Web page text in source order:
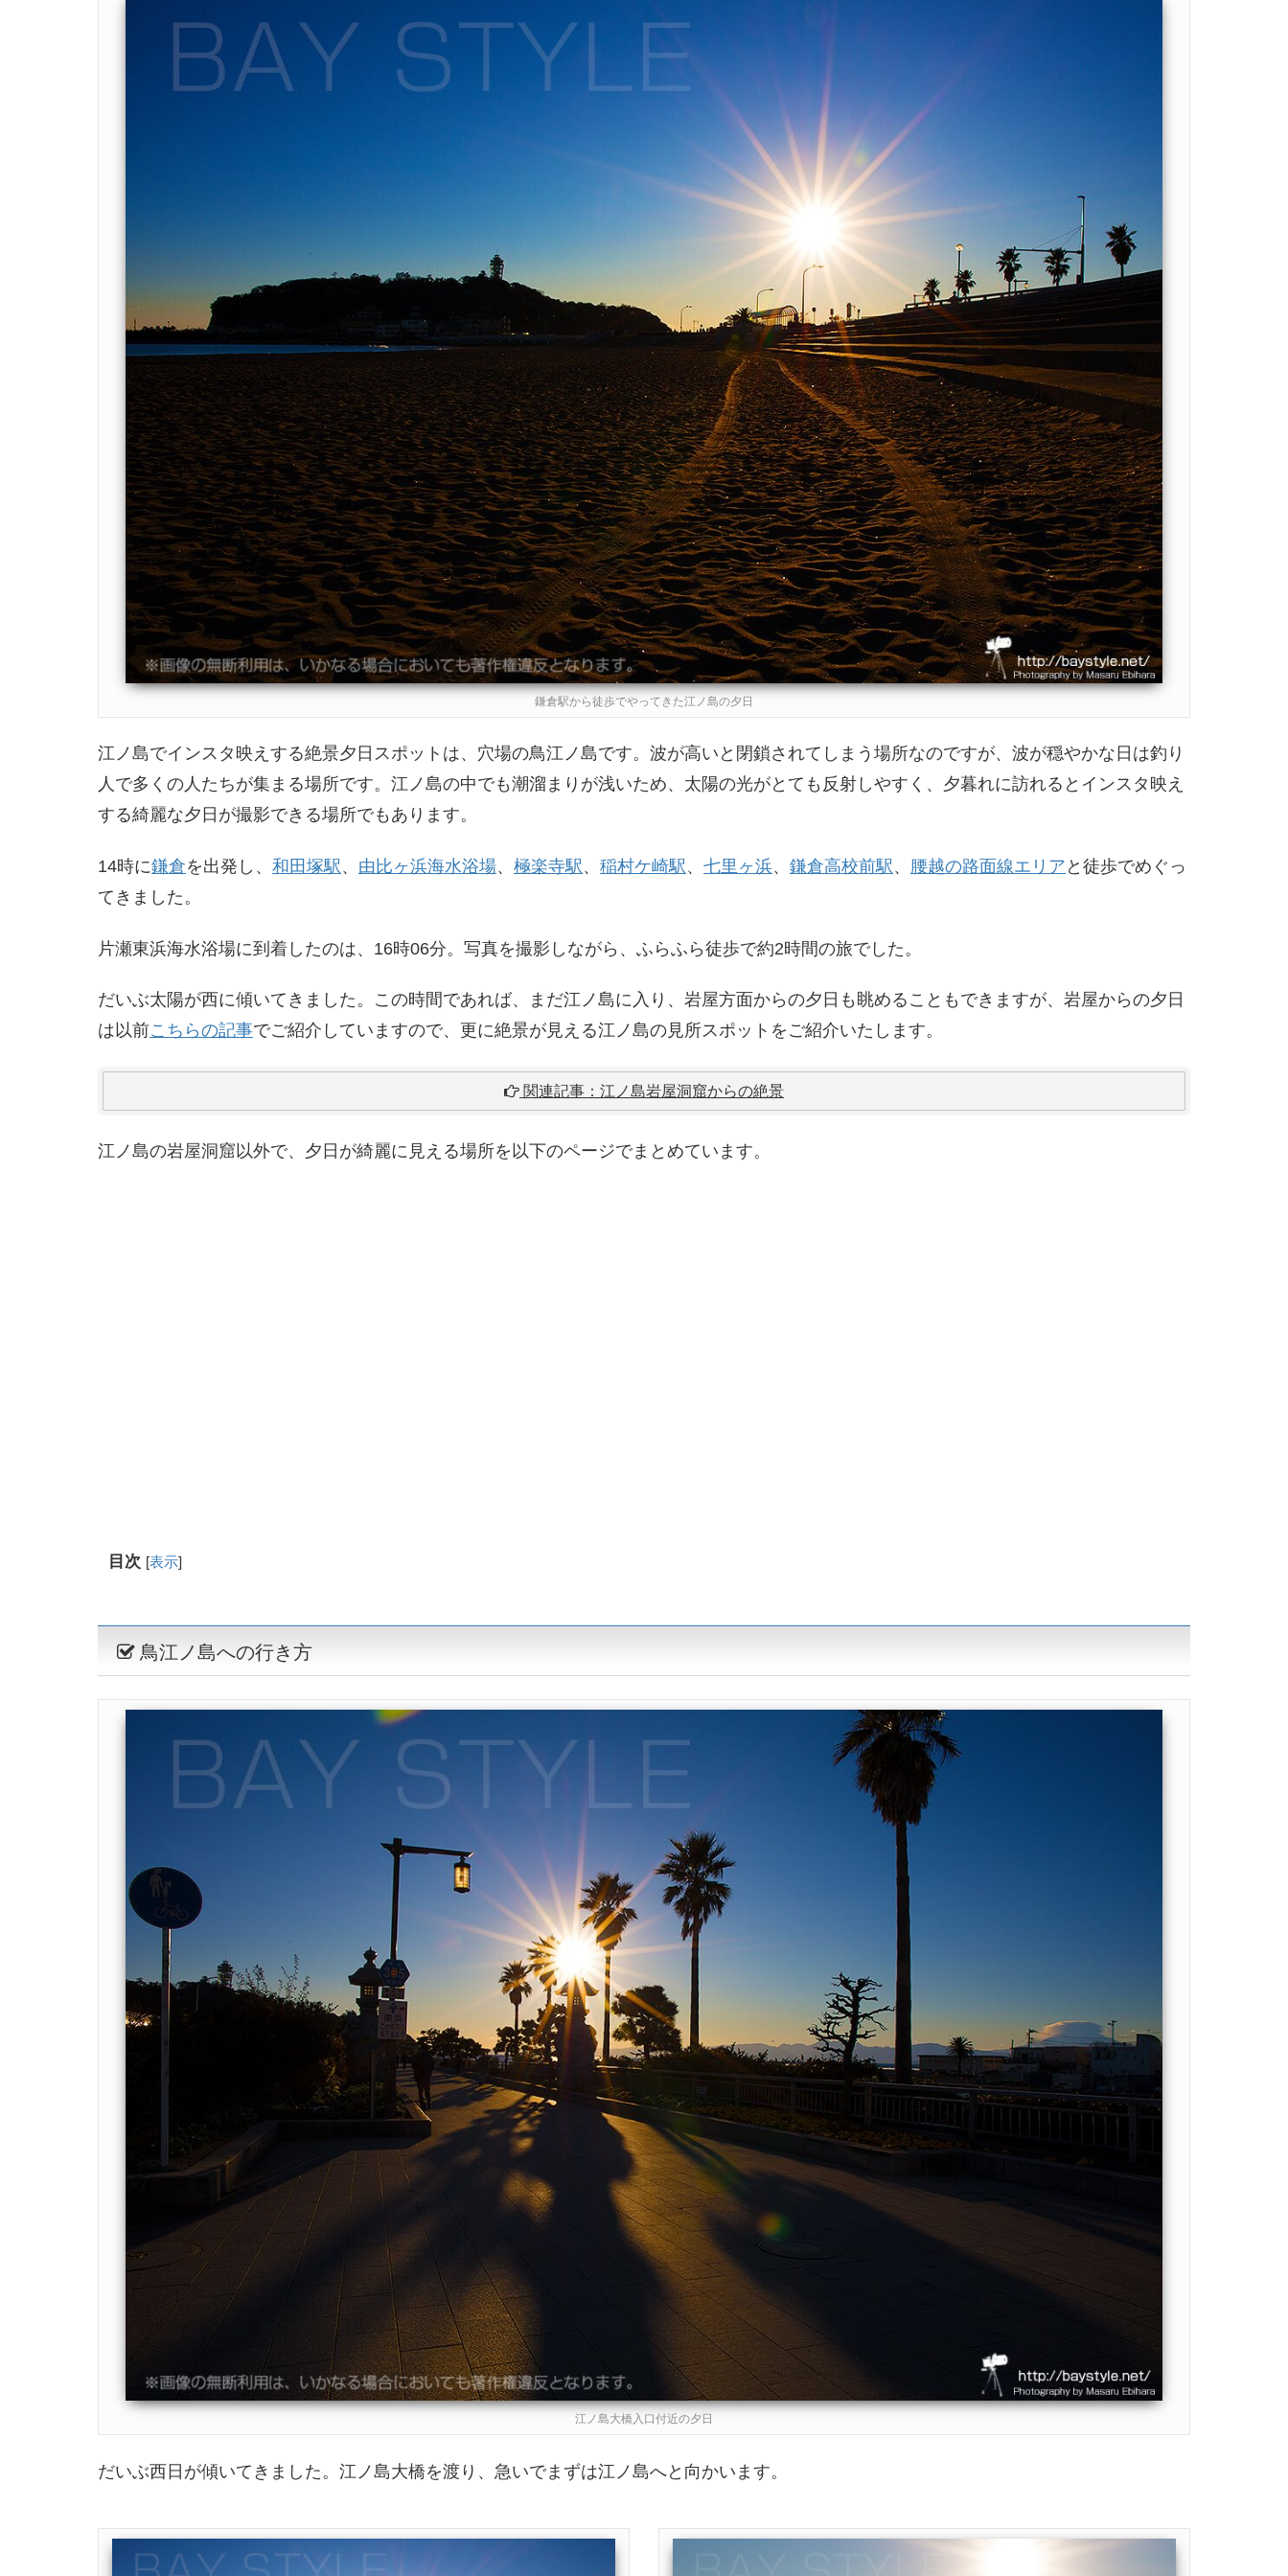
鎌倉駅から徒歩でやってきた江ノ島の夕日
江ノ島でインスタ映えする絶景夕日スポットは、穴場の鳥江ノ島です。波が高いと閉鎖されてしまう場所なのですが、波が穏やかな日は釣り
人で多くの人たちが集まる場所です。江ノ島の中でも潮溜まりが浅いため、太陽の光がとても反射しやすく、夕暮れに訪れるとインスタ映え
する綺麗な夕日が撮影できる場所でもあります。
14時に鎌倉を出発し、 和田塚駅 、 由比ヶ浜海水浴場、 極楽寺駅 、 稲村ケ崎駅 、 七里ヶ浜、 鎌倉高校前駅 、 腰越の路面線エリア と徒歩でめぐっ
てきました。
片瀬東浜海水浴場に到着したのは、16時06分。写真を撮影しながら、ふらふら徒歩で約2時間の旅でした。
だいぶ太陽が西に傾いてきました。この時間であれば、まだ江ノ島に入り、岩屋方面からの夕日も眺めることもできますが、岩屋からの夕日
は以前こちらの記事でご紹介していますので、更に絶景が見える江ノ島の見所スポットをご紹介いたします。
関連記事：江ノ島岩屋洞窟からの絶景
江ノ島の岩屋洞窟以外で、夕日が綺麗に見える場所を以下のページでまとめています。
目次 [表示]
鳥江ノ島への行き方
江ノ島大橋入口付近の夕日
だいぶ西日が傾いてきました。江ノ島大橋を渡り、急いでまずは江ノ島へと向かいます。